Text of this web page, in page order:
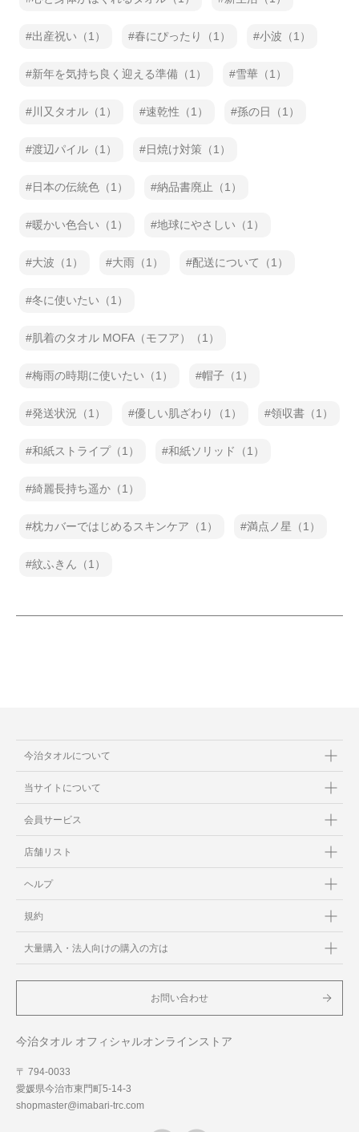
出産祝い（1） 春にぴったり（1） 小波（1）
新年を気持ち良く迎える準備（1） 雪華（1）
川又タオル（1） 速乾性（1） 孫の日（1）
渡辺パイル（1） 日焼け対策（1）
日本の伝統色（1） 納品書廃止（1）
暖かい色合い（1） 地球にやさしい（1）
大波（1） 大雨（1） 配送について（1）
冬に使いたい（1）
肌着のタオル MOFA（モフア）（1）
梅雨の時期に使いたい（1） 帽子（1）
発送状況（1） 優しい肌ざわり（1） 領収書（1）
和紙ストライプ（1） 和紙ソリッド（1）
綺麗長持ち遥か（1）
枕カバーではじめるスキンケア（1） 満点ノ星（1）
紋ふきん（1）
今治タオルについて
当サイトについて
会員サービス
店舗リスト
ヘルプ
規約
大量購入・法人向けの購入の方は
お問い合わせ
今治タオル オフィシャルオンラインストア
〒 794-0033
愛媛県今治市東門町5-14-3
shopmaster@imabari-trc.com